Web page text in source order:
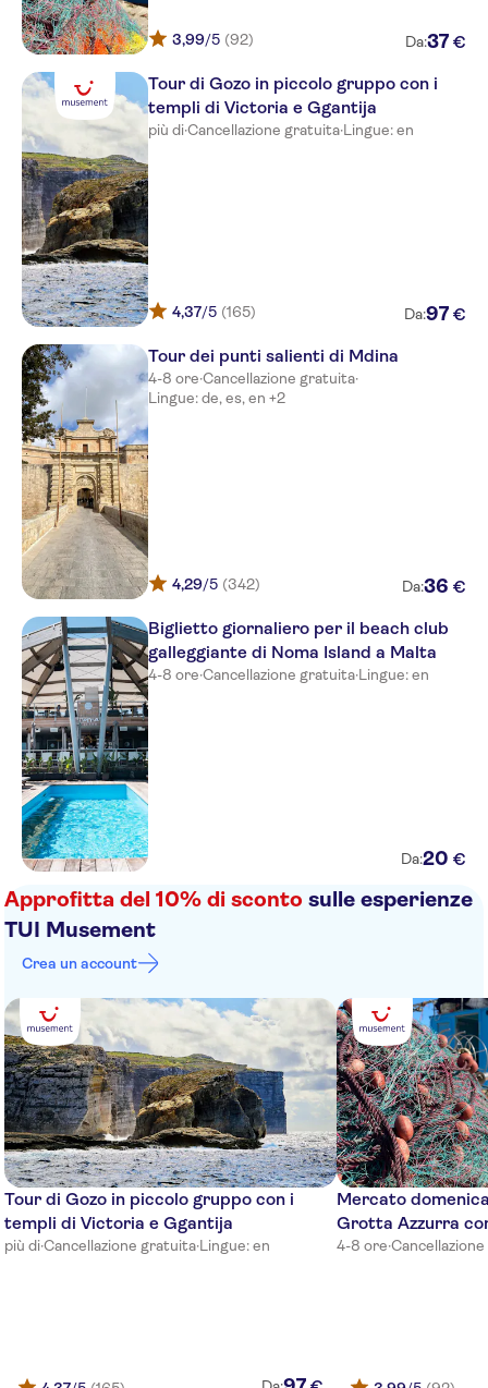
Labranda Riviera Resort and
Spa
Canifor
Il Palazzin Hotel
Doubletree Hilton Malta
Luna Holiday Complex
Qawra Palace
Paradise Bay
Huli Hotel
The Ramla Bay Resort
Solana
Maritim Antonine Hotel & Spa
Pebbles Resort
Bella Vista
Pergola Club
Topaz Hotel
White Dolphin Holiday Complex
Sunseeker Holiday Complex
Coral Hotel
Relax Inn
La Falconeria Boutique Hotel
St George’s Park
Palazzo Consiglia
Cavalieri Art Hotel
InterContinental Malta
Golden Tulip Vivaldi Hotel
Roma Hotel
Hugo's Boutique Hotel
Grand Harbour Hotel
Preluna Hotel and Spa
St. Bayview Hotel &
3,99/5 (92) Da:37 €
Tour di Gozo in piccolo gruppo con i
templi di Victoria e Ggantija
più di·Cancellazione gratuita·Lingue: en
4,37/5 (165) Da:97 €
Tour dei punti salienti di Mdina
4-8 ore·Cancellazione gratuita·
Lingue: de, es, en +2
4,29/5 (342) Da:36 €
Biglietto giornaliero per il beach club
galleggiante di Noma Island a Malta
4-8 ore·Cancellazione gratuita·Lingue: en
Da:20 €
Approfitta del 10% di sconto sulle esperienze
TUI Musement
Crea un account
Tour di Gozo in piccolo gruppo con i
templi di Victoria e Ggantija
più di·Cancellazione gratuita·Lingue: en
Mercato
Grotta Azzurra
4-8 ore·